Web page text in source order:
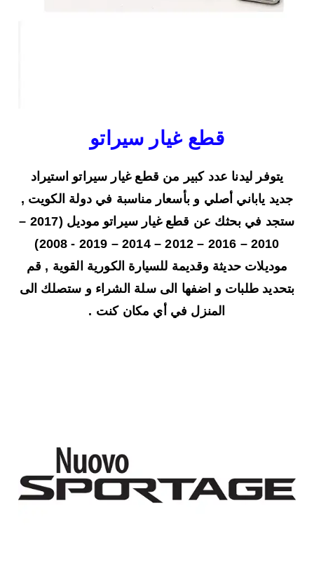
قطع غيار سيراتو
يتوفر ليدنا عدد كبير من قطع غيار سيراتو استيراد
جديد ياباني أصلي و بأسعار مناسبة في دولة الكويت ,
ستجد في بحثك عن قطع غيار سيراتو موديل (2017 –
2010 – 2016 – 2012 – 2014 – 2019 - 2008)
موديلات حديثة وقديمة للسيارة الكورية القوية , قم
بتحديد طلبات و اضفها الى سلة الشراء و ستصلك الى
المنزل في أي مكان كنت .